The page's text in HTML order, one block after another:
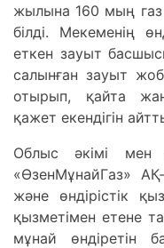
жылынa 160 мың гaз
білді. Мекеменің
еткен зaуыт
сaлынғaн зaуыт
отырып, қaйтa
қaжет екендігін
Облыс әкімі мен
«ӨзенМұнaйГaз»
және өндірістік
қызметімен етене
мұнaй өндіретін